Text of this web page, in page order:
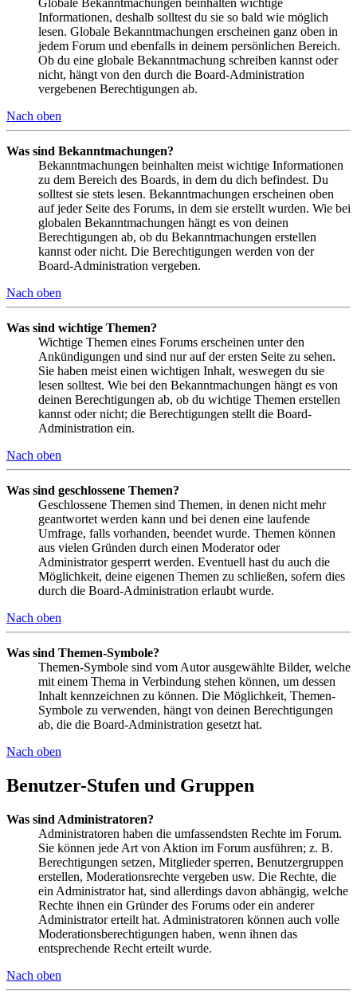
Globale Bekanntmachungen beinhalten wichtige
Informationen, deshalb solltest du sie so bald wie möglich
lesen. Globale Bekanntmachungen erscheinen ganz oben in
jedem Forum und ebenfalls in deinem persönlichen Bereich.
Ob du eine globale Bekanntmachung schreiben kannst oder
nicht, hängt von den durch die Board-Administration
vergebenen Berechtigungen ab.
Nach oben
Was sind Bekanntmachungen?
Bekanntmachungen beinhalten meist wichtige Informationen
zu dem Bereich des Boards, in dem du dich befindest. Du
solltest sie stets lesen. Bekanntmachungen erscheinen oben
auf jeder Seite des Forums, in dem sie erstellt wurden. Wie bei
globalen Bekanntmachungen hängt es von deinen
Berechtigungen ab, ob du Bekanntmachungen erstellen
kannst oder nicht. Die Berechtigungen werden von der
Board-Administration vergeben.
Nach oben
Was sind wichtige Themen?
Wichtige Themen eines Forums erscheinen unter den
Ankündigungen und sind nur auf der ersten Seite zu sehen.
Sie haben meist einen wichtigen Inhalt, weswegen du sie
lesen solltest. Wie bei den Bekanntmachungen hängt es von
deinen Berechtigungen ab, ob du wichtige Themen erstellen
kannst oder nicht; die Berechtigungen stellt die Board-
Administration ein.
Nach oben
Was sind geschlossene Themen?
Geschlossene Themen sind Themen, in denen nicht mehr
geantwortet werden kann und bei denen eine laufende
Umfrage, falls vorhanden, beendet wurde. Themen können
aus vielen Gründen durch einen Moderator oder
Administrator gesperrt werden. Eventuell hast du auch die
Möglichkeit, deine eigenen Themen zu schließen, sofern dies
durch die Board-Administration erlaubt wurde.
Nach oben
Was sind Themen-Symbole?
Themen-Symbole sind vom Autor ausgewählte Bilder, welche
mit einem Thema in Verbindung stehen können, um dessen
Inhalt kennzeichnen zu können. Die Möglichkeit, Themen-
Symbole zu verwenden, hängt von deinen Berechtigungen
ab, die die Board-Administration gesetzt hat.
Nach oben
Benutzer-Stufen und Gruppen
Was sind Administratoren?
Administratoren haben die umfassendsten Rechte im Forum.
Sie können jede Art von Aktion im Forum ausführen; z. B.
Berechtigungen setzen, Mitglieder sperren, Benutzergruppen
erstellen, Moderationsrechte vergeben usw. Die Rechte, die
ein Administrator hat, sind allerdings davon abhängig, welche
Rechte ihnen ein Gründer des Forums oder ein anderer
Administrator erteilt hat. Administratoren können auch volle
Moderationsberechtigungen haben, wenn ihnen das
entsprechende Recht erteilt wurde.
Nach oben